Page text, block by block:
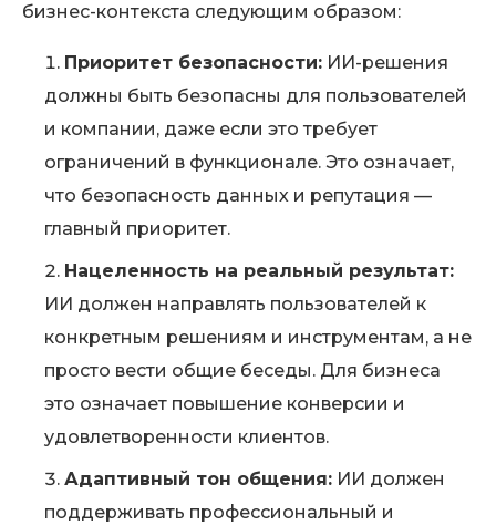
бизнес-контекста следующим образом:
Приоритет безопасности: ИИ-решения
должны быть безопасны для пользователей
и компании, даже если это требует
ограничений в функционале. Это означает,
что безопасность данных и репутация —
главный приоритет.
Нацеленность на реальный результат:
ИИ должен направлять пользователей к
конкретным решениям и инструментам, а не
просто вести общие беседы. Для бизнеса
это означает повышение конверсии и
удовлетворенности клиентов.
Адаптивный тон общения: ИИ должен
поддерживать профессиональный и